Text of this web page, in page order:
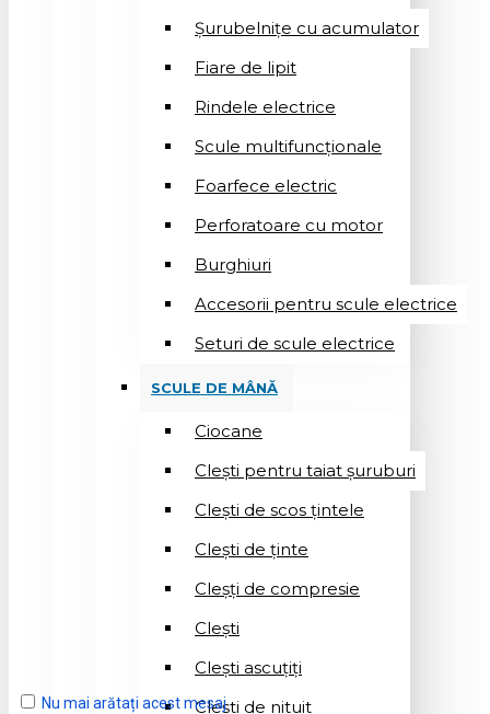
Șurubelnițe cu acumulator
Fiare de lipit
Rindele electrice
Scule multifuncționale
Foarfece electric
Perforatoare cu motor
Burghiuri
Accesorii pentru scule electrice
Seturi de scule electrice
SCULE DE MÂNĂ
Ciocane
Cleşti pentru taiat șuruburi
Clești de scos țintele
Clești de ținte
Cleșți de compresie
Cleşti
Clești ascuțiți
Cleşti de nituit
Nu mai arătați acest mesaj